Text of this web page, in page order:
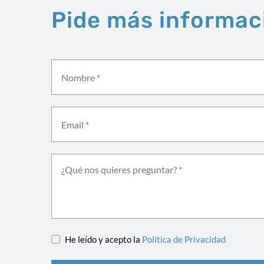
Pide más
He leído y acepto la Política de Privacidad